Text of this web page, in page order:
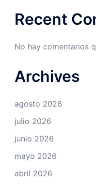
Recent
No hay comentarios
Archives
agosto 2026
julio 2026
junio 2026
mayo 2026
abril 2026